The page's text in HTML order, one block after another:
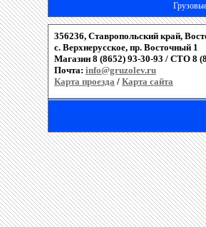
356236, Ставропольский край,
c. Верхнерусское, пр. Восточный 1
Магазин 8 (8652) 93-30-93 / СТО 8
Почта: info@gruzolev.ru
Карта проезда / Карта сайта